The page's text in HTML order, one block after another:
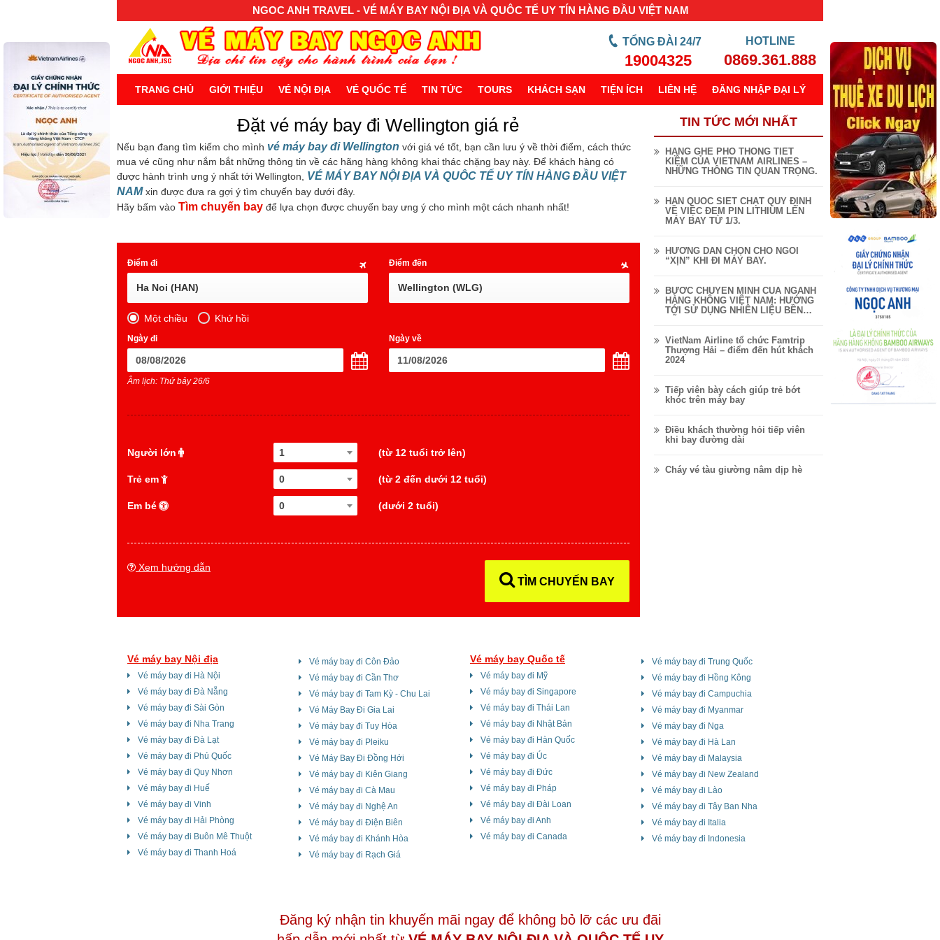
NGOC ANH TRAVEL - VÉ MÁY BAY NỘI ĐỊA VÀ QUÔC TẾ UY TÍN HÀNG ĐẦU VIỆT NAM
TỔNG ĐÀI 24/7
19004325 0869.361.888
TRANG CHỦ GIỚI THIỆU VÉ NỘI ĐỊA VÉ QUỐC TẾ TIN TỨC TOURS KHÁCH SẠN TIỆN ÍCH LIÊN HỆ ĐĂNG NHẬP ĐẠI LÝ
Đặt vé máy bay đi Wellington giá rẻ
Nếu bạn đang tìm kiếm cho mình vé máy bay đi Wellington với giá vé tốt, bạn cần lưu ý về thời điểm, cách thức
mua vé cũng như nắm bắt những thông tin về các hãng hàng không khai thác chặng bay này. Để khách hàng có
được hành trình ưng ý nhất tới Wellington, VÉ MÁY BAY NỘI ĐỊA VÀ QUÔC TẾ UY TÍN HÀNG ĐẦU VIỆT
NAMxin được đưa ra gợi ý tìm chuyến bay dưới đây.
Hãy bấm vào Tìm chuyến bay để lựa chọn được chuyến bay ưng ý cho mình một cách nhanh nhất!
Điểm đi
Ha Noi (HAN)
Điểm đến
Wellington (WLG)
Một chiều Khứ hồi
Ngày đi
Âm lịch: Thứ bảy 26/6
Ngày về
Người lớn 1 (từ 12 tuổi trở lên)
Trẻ em 0 (từ 2 đến dưới 12 tuổi)
Em bé 0 (dưới 2 tuổi)
Xem hướng dẫn
TÌM CHUYẾN BAY
TIN TỨC MỚI NHẤT
HẠNG GHẾ PHỔ THÔNG TIẾT
KIỆM CỦA VIETNAM AIRLINES –
NHỮNG THÔNG TIN QUAN TRỌNG.
HÀN QUỐC SIẾT CHẶT QUY ĐỊNH
VỀ VIỆC ĐEM PIN LITHIUM LÊN
MÁY BAY TỪ 1/3.
HƯỚNG DẪN CHỌN CHỖ NGỒI
“XỊN” KHI ĐI MÁY BAY.
BƯỚC CHUYỂN MÌNH CỦA NGÀNH
HÀNG KHÔNG VIỆT NAM: HƯỚNG
TỚI SỬ DỤNG NHIÊN LIỆU BỀN
VietNam Airline tổ chức Famtrip
Thượng Hải – điểm đến hút khách
2024
Tiếp viên bày cách giúp trẻ bớt
khóc trên máy bay
Điều khách thường hỏi tiếp viên
khi bay đường dài
Cháy vé tàu giường nằm dịp hè
Vé máy bay Nội địa
Vé máy bay đi Hà Nội
Vé máy bay đi Đà Nẵng
Vé máy bay đi Sài Gòn
Vé máy bay đi Nha Trang
Vé máy bay đi Đà Lạt
Vé máy bay đi Phú Quốc
Vé máy bay đi Quy Nhơn
Vé máy bay đi Huế
Vé máy bay đi Vinh
Vé máy bay đi Hải Phòng
Vé máy bay đi Buôn Mê Thuột
Vé máy bay đi Thanh Hoá
Vé máy bay đi Côn Đảo
Vé máy bay đi Cần Thơ
Vé máy bay đi Tam Kỳ - Chu Lai
Vé Máy Bay Đi Gia Lai
Vé máy bay đi Tuy Hòa
Vé máy bay đi Pleiku
Vé Máy Bay Đi Đồng Hới
Vé máy bay đi Kiên Giang
Vé máy bay đi Cà Mau
Vé máy bay đi Nghệ An
Vé máy bay đi Điện Biên
Vé máy bay đi Khánh Hòa
Vé máy bay đi Rạch Giá
Vé máy bay Quốc tế
Vé máy bay đi Mỹ
Vé máy bay đi Singapore
Vé máy bay đi Thái Lan
Vé máy bay đi Nhật Bản
Vé máy bay đi Hàn Quốc
Vé máy bay đi Úc
Vé máy bay đi Đức
Vé máy bay đi Pháp
Vé máy bay đi Đài Loan
Vé máy bay đi Anh
Vé máy bay đi Canada
Vé máy bay đi Trung Quốc
Vé máy bay đi Hồng Kông
Vé máy bay đi Campuchia
Vé máy bay đi Myanmar
Vé máy bay đi Nga
Vé máy bay đi Hà Lan
Vé máy bay đi Malaysia
Vé máy bay đi New Zealand
Vé máy bay đi Lào
Vé máy bay đi Tây Ban Nha
Vé máy bay đi Italia
Vé máy bay đi Indonesia
Đăng ký nhận tin khuyến mãi ngay để không bỏ lỡ các ưu đãi